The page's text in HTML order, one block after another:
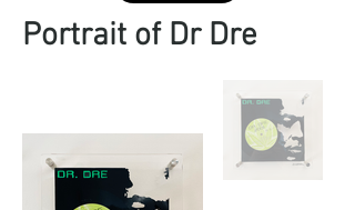
Portrait of Dr Dre